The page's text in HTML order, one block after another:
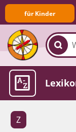
für Kinder
Die
Z